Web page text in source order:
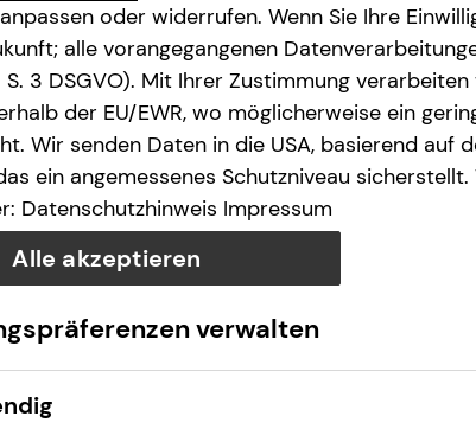
oder widerrufen. Wenn Sie Ihre
alle vorangegangenen
3 DSGVO). Mit Ihrer Zustimmung
der EU/EWR, wo möglicherweise ein
Wir senden Daten in die USA, basierend auf
ein angemessenes Schutzniveau
Datenschutzhinweis Impressum
Alle akzeptieren
verwalten